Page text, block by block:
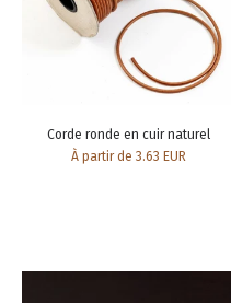
Corde ronde en cuir naturel
À partir de 3.63 EUR